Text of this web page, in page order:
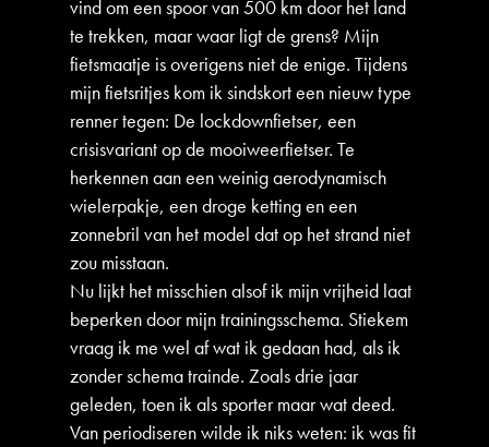
vind om een spoor van 500 km door het land
te trekken, maar waar ligt de grens? Mijn
fietsmaatje is overigens niet de enige. Tijdens
mijn fietsritjes kom ik sindskort een nieuw type
renner tegen: De lockdownfietser, een
crisisvariant op de mooiweerfietser. Te
herkennen aan een weinig aerodynamisch
wielerpakje, een droge ketting en een
zonnebril van het model dat op het strand niet
zou misstaan.
Nu lijkt het misschien alsof ik mijn vrijheid laat
beperken door mijn trainingsschema. Stiekem
vraag ik me wel af wat ik gedaan had, als ik
zonder schema trainde. Zoals drie jaar
geleden, toen ik als sporter maar wat deed.
Van periodiseren wilde ik niks weten: ik was fit